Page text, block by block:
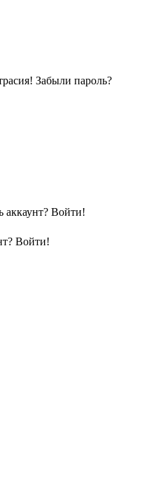
Забыли пароль?
аккаунт? Войти!
Войти!